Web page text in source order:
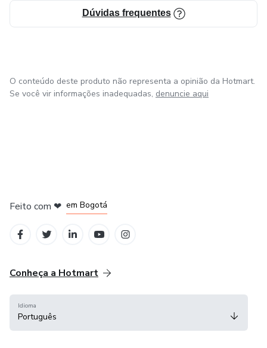
Dúvidas frequentes
O conteúdo deste produto não representa a opinião da Hotmart.
Se você vir informações inadequadas, denuncie aqui
Feito com ❤ em Bogotá
Conheça a Hotmart
Idioma
Português